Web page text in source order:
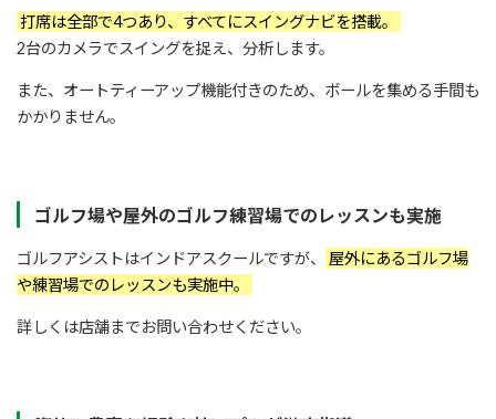
打席は全部で4つあり、すべてにスイングナビを搭載。
2台のカメラでスイングを捉え、分析します。
また、オートティーアップ機能付きのため、ボールを集める手間も
かかりません。
ゴルフ場や屋外のゴルフ練習場でのレッスンも実施
ゴルフアシストはインドアスクールですが、
屋外にあるゴルフ場
や練習場でのレッスンも実施中。
詳しくは店舗までお問い合わせください。